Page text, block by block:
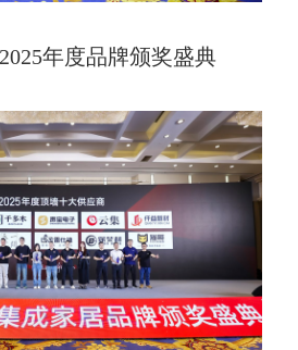
年度品牌颁奖盛典